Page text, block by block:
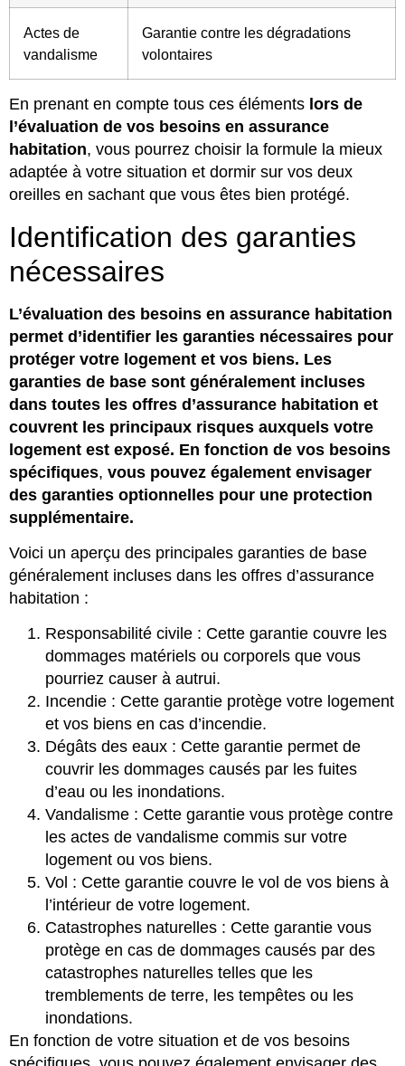
Actes de
vandalisme
Garantie contre les dégradations
volontaires
En prenant en compte tous ces éléments lors de
l’évaluation de vos besoins en assurance
habitation, vous pourrez choisir la formule la mieux
adaptée à votre situation et dormir sur vos deux
oreilles en sachant que vous êtes bien protégé.
Identification des garanties
nécessaires
L’évaluation des besoins en assurance habitation
permet d’identifier les garanties nécessaires pour
protéger votre logement et vos biens. Les
garanties de base sont généralement incluses
dans toutes les offres d’assurance habitation et
couvrent les principaux risques auxquels votre
logement est exposé. En fonction de vos besoins
spécifiques, vous pouvez également envisager
des garanties optionnelles pour une protection
supplémentaire.
Voici un aperçu des principales garanties de base
généralement incluses dans les offres d’assurance
habitation :
Responsabilité civile : Cette garantie couvre les
dommages matériels ou corporels que vous
pourriez causer à autrui.
Incendie : Cette garantie protège votre logement
et vos biens en cas d’incendie.
Dégâts des eaux : Cette garantie permet de
couvrir les dommages causés par les fuites
d’eau ou les inondations.
Vandalisme : Cette garantie vous protège contre
les actes de vandalisme commis sur votre
logement ou vos biens.
Vol : Cette garantie couvre le vol de vos biens à
l’intérieur de votre logement.
Catastrophes naturelles : Cette garantie vous
protège en cas de dommages causés par des
catastrophes naturelles telles que les
tremblements de terre, les tempêtes ou les
inondations.
En fonction de votre situation et de vos besoins